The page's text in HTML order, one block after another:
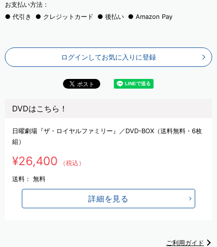
お支払い方法：
代引き
クレジットカード 後払い Amazon Pay
ログインしてお気に入りに登録
DVDはこちら！
日曜劇場『ザ・ロイヤルファミリー』／DVD-BOX（送料無料・6枚
組）
¥26,400 （税込）
送料： 無料
詳細を見る
ご利用ガイド